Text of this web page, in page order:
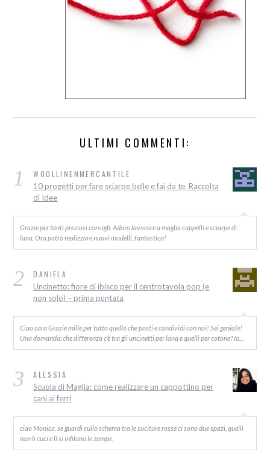
ULTIMI COMMENTI:
1 WOOLLINENMERCANTILE
10 progetti per fare sciarpe belle e fai da te, Raccolta
di Idee
Grazie per tanti preziosi consigli. Adoro lavorare a maglia cappelli e sciarpe di
lana. Ora potrò realizzare nuovi modelli, fantastico!
2 DANIELA
Uncinetto: fiore di ibisco per il centrotavola pop (e
non solo) – prima puntata
Ciao cara Grazie mille per tutto quello che posti e condividi con noi! Sei geniale!
Una domanda: che differenza c’è tra gli uncinetti per lana e quelli per cotone? Io…
3 ALESSIA
Scuola di Maglia: come realizzare un cappottino per
cani ai ferri
ciao Monica, se guardi sullo schema tra le cuciture rosse ci sono due spazi, quelli
non li cuci e lì si infilano le zampe.